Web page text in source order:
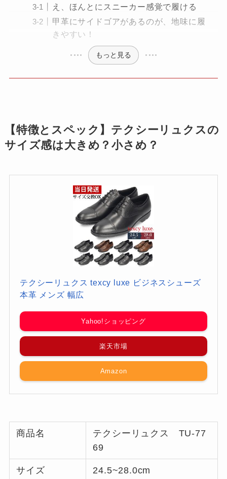
え、ほんとにスニーカー感覚で履ける
甲革にサイドゴアがあるのが、地味に履
きやすい！
もっと見る
【特徴とスペック】テクシーリュクスの
サイズ感は大きめ？小さめ？
テクシーリュクス texcy luxe ビジネスシューズ
本革 メンズ 幅広
Yahoo!ショッピング
楽天市場
Amazon
商品名
テクシーリュクス TU-77
69
サイズ 24.5~28.0cm